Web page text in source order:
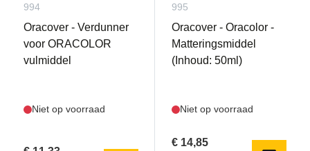
994
Oracover - Verdunner
voor ORACOLOR
vulmiddel
Niet op voorraad
995
Oracover - Oracolor -
Matteringsmiddel
(Inhoud: 50ml)
Niet op voorraad
€ 14,85